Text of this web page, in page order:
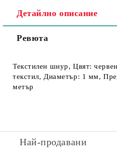
Детайлно описание
Ревюта
Текстилен шнур, Цвят:
текстил, Диаметър: 1 мм,
метър
Най-продавани